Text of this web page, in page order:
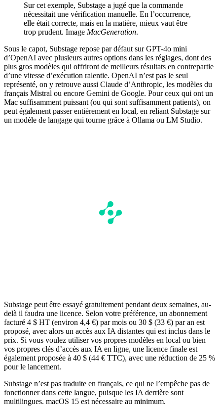
Sur cet exemple, Substage a jugé que la commande
nécessitait une vérification manuelle. En l’occurrence,
elle était correcte, mais en la matière, mieux vaut être
trop prudent. Image MacGeneration.
Sous le capot, Substage repose par défaut sur GPT-4o mini
d’OpenAI avec plusieurs autres options dans les réglages, dont des
plus gros modèles qui offriront de meilleurs résultats en contrepartie
d’une vitesse d’exécution ralentie. OpenAI n’est pas le seul
représenté, on y retrouve aussi Claude d’Anthropic, les modèles du
français Mistral ou encore Gemini de Google. Pour ceux qui ont un
Mac suffisamment puissant (ou qui sont suffisamment patients), on
peut également passer entièrement en local, en reliant Substage sur
un modèle de langage qui tourne grâce à Ollama ou LM Studio.
Substage peut être essayé gratuitement pendant deux semaines, au-
delà il faudra une licence. Selon votre préférence, un abonnement
facturé 4 $ HT (environ 4,4 €) par mois ou 30 $ (33 €) par an est
proposé, avec alors un accès aux IA distantes qui est inclus dans le
prix. Si vous voulez utiliser vos propres modèles en local ou bien
vos propres clés d’accès aux IA en ligne, une licence finale est
également proposée à 40 $ (44 € TTC), avec une réduction de 25 %
pour le lancement.
Substage n’est pas traduite en français, ce qui ne l’empêche pas de
fonctionner dans cette langue, puisque les IA derrière sont
multilingues. macOS 15 est nécessaire au minimum.